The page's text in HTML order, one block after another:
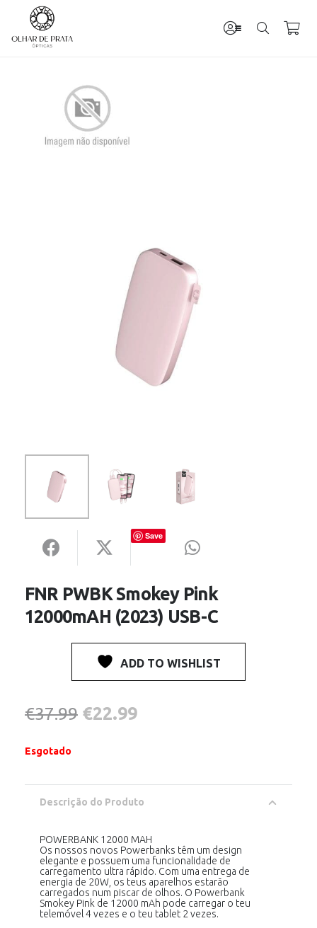
Save
FNR PWBK Smokey Pink
12000mAH (2023) USB-C
ADD TO WISHLIST
€37.99 O
era:
€37.99.
€22.99O
é:
€22.99.
Esgotado
Descrição do Produto
POWERBANK 12000 MAH
Os nossos novos Powerbanks têm um design
elegante e possuem uma funcionalidade de
carregamento ultra rápido. Com uma entrega de
energia de 20W, os teus aparelhos estarão
carregados num piscar de olhos. O Powerbank
Smokey Pink de 12000 mAh pode carregar o teu
telemóvel 4 vezes e o teu tablet 2 vezes.